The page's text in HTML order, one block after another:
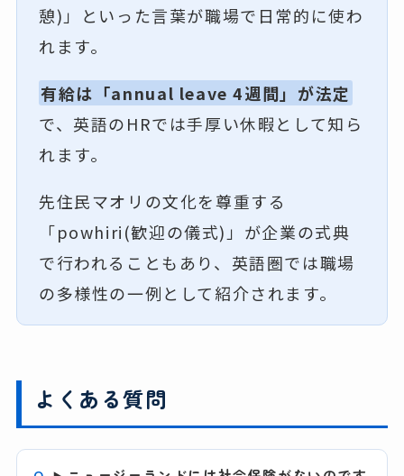
憩)」といった言葉が職場で日常的に使わ
れます。
有給は「annual leave 4週間」が法定
で、英語のHRでは手厚い休暇として知ら
れます。
先住民マオリの文化を尊重する
「powhiri(歓迎の儀式)」が企業の式典
で行われることもあり、英語圏では職場
の多様性の一例として紹介されます。
よくある質問